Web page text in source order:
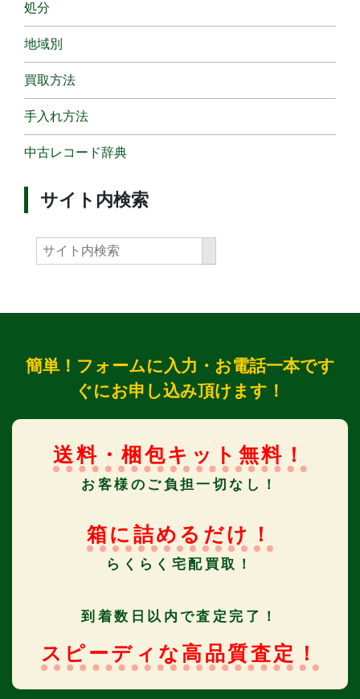
処分
地域別
買取方法
手入れ方法
中古レコード辞典
サイト内検索
簡単！フォームに入力・お電話一本です
ぐにお申し込み頂けます！
送料・梱包キット無料！
お客様のご負担一切なし！
箱に詰めるだけ！
らくらく宅配買取！
到着数日以内で査定完了！
スピーディな高品質査定！